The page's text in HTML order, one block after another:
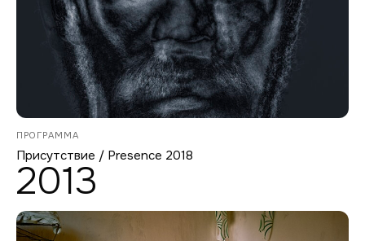
ПРОГРАММА
Присутствие / Presence 2018
2013